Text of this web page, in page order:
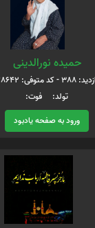
حمیده نورالدینی
388 - کد متوفی: 28642
تولد: فوت:
ورود به صفحه یادبود